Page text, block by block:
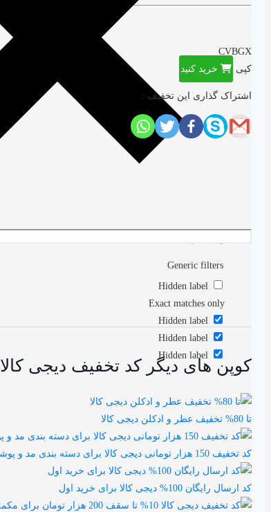
Generic filters
Hidden label
Exact matches only
Hidden label
Hidden label
Hidden label
CVBGX
کپی
خرید کنید
اشتراک گذاری این تخفیف :
کوپن های دیگر کد تخفیف دیجی کالا
تا 80% تخفیف عطر و ادکلن دیجی کالا
کد تخفیف 150 هزار تومانی دیجی کالا برای دسته بندی مد و پوشاک
کد ارسال رایگان 100% دیجی کالا برای خرید اول